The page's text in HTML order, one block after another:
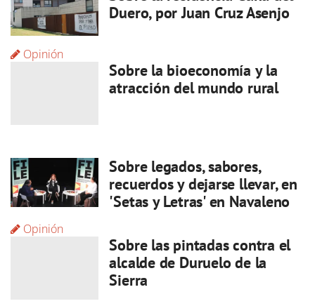
Duero, por Juan Cruz Asenjo
Opinión
Sobre la bioeconomía y la
atracción del mundo rural
Sobre legados, sabores,
recuerdos y dejarse llevar, en
'Setas y Letras' en Navaleno
Opinión
Sobre las pintadas contra el
alcalde de Duruelo de la
Sierra